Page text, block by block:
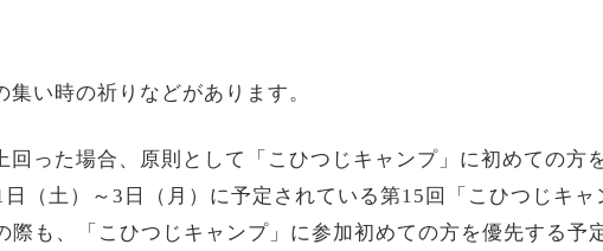
い時の祈りなどがあります。
回った場合、原則として「こひつじキャンプ」に初めての方
日（土）～ 3 日（月）に予定されている第15 回「こひつじキャ
際も、「こひつじキャンプ」に参加初めての方を優先する予